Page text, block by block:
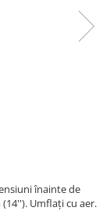
înainte de
Umflați cu aer.